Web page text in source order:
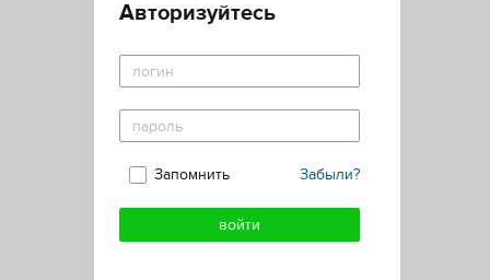
Авторизуйтесь
Забыли?
Запомнить